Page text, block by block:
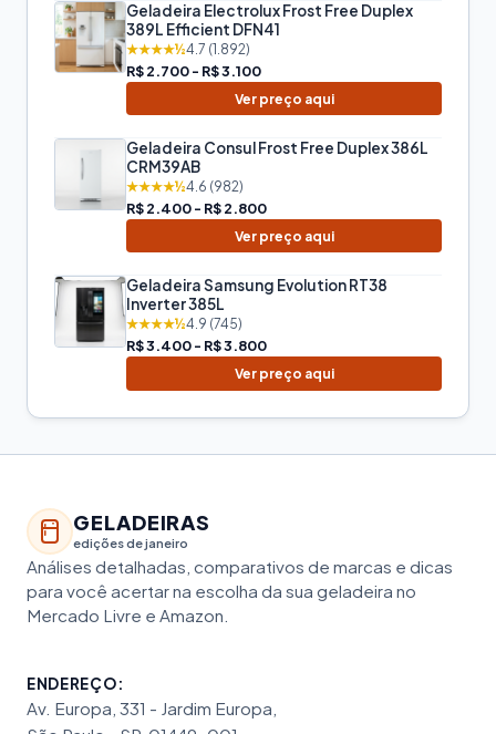
Geladeira Electrolux Frost Free Duplex
389L Efficient DFN41
★★★★½4.7 (1.892)
R$ 2.700 - R$ 3.100
Ver preço aqui
Geladeira Consul Frost Free Duplex 386L
CRM39AB
★★★★½4.6 (982)
R$ 2.400 - R$ 2.800
Ver preço aqui
Geladeira Samsung Evolution RT38
Inverter 385L
★★★★½4.9 (745)
R$ 3.400 - R$ 3.800
Ver preço aqui
GELADEIRAS
edições de janeiro
Análises detalhadas, comparativos de marcas e dicas
para você acertar na escolha da sua geladeira no
Mercado Livre e Amazon.
ENDEREÇO:
Av. Europa, 331 - Jardim Europa,